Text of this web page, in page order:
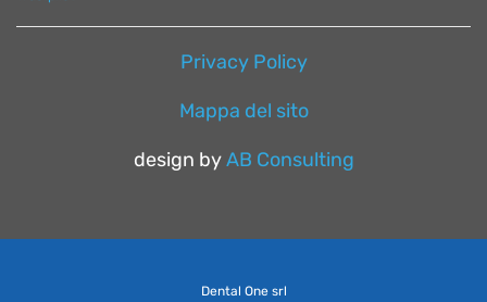
Privacy Policy
Mappa del sito
design by AB Consulting
Dental One srl